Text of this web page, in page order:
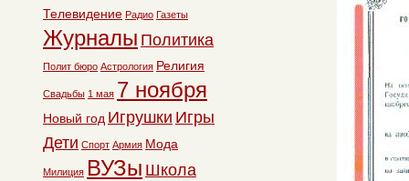
Телевидение Радио Газеты
Журналы Политика
Полит бюро Астрология Религия
Свадьбы 1 мая 7 ноября
Новый год Игрушки Игры
Дети Спорт Армия Мода
Милиция ВУЗы Школа